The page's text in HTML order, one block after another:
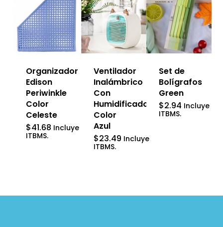
Organizador
Edison
Periwinkle
Color
Celeste
$41.68 Incluye
ITBMS.
Ventilador
Inalámbrico
Con
Humidificador
Color
Azul
$23.49 Incluye
ITBMS.
Set de
Bolígrafos
Green
$2.94 Incluye
ITBMS.